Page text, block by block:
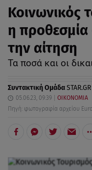
Κοινωνικός
η
την αίτηση
Τα ποσά και οι
Συντακτική ΟμάδαSTAR.GR
05.06.23, 09:39
ΟΙΚΟΝΟΜΙΑ
Πηγή: φωτογραφία αρχείου